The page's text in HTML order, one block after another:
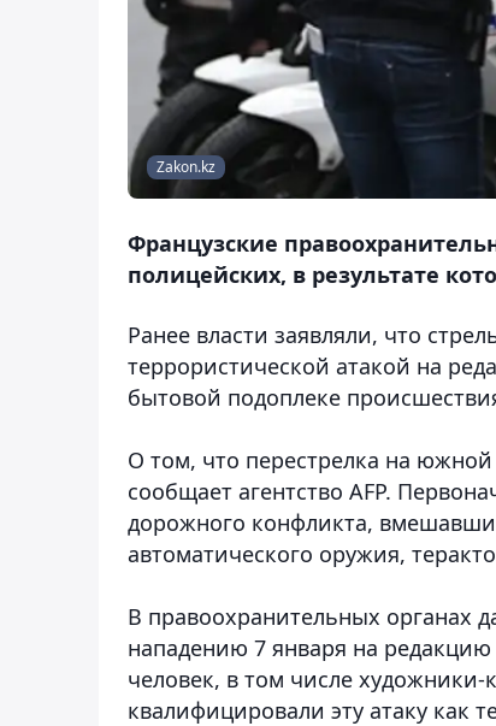
Zakon.kz
Французские
полицейских, в результате
Ранее власти заявляли, что
террористической атакой на
бытовой подоплеке
О том, что перестрелка на
сообщает агентство AFP.
дорожного конфликта,
автоматического оружия,
В правоохранительных органах
нападению 7 января на редакцию
человек, в том числе
квалифицировали эту атаку как